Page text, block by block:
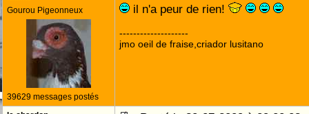
Gourou Pigeonneux
39629 messages postés
il n'a peur de rien!
--------------------
jmo oeil de fraise,criador lusitano